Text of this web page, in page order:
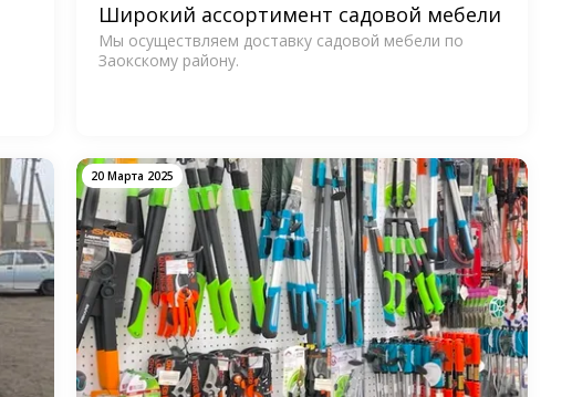
Широкий ассортимент садовой мебели
Мы осуществляем доставку садовой мебели по
Заокскому району.
20 Марта 2025